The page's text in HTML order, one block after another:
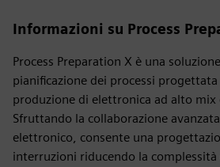
Informazioni su Process
Process Preparation X è una
pianificazione dei processi progettata
produzione di elettronica ad alto mix
Sfruttando la collaborazione
elettronico, consente una
interruzioni riducendo la